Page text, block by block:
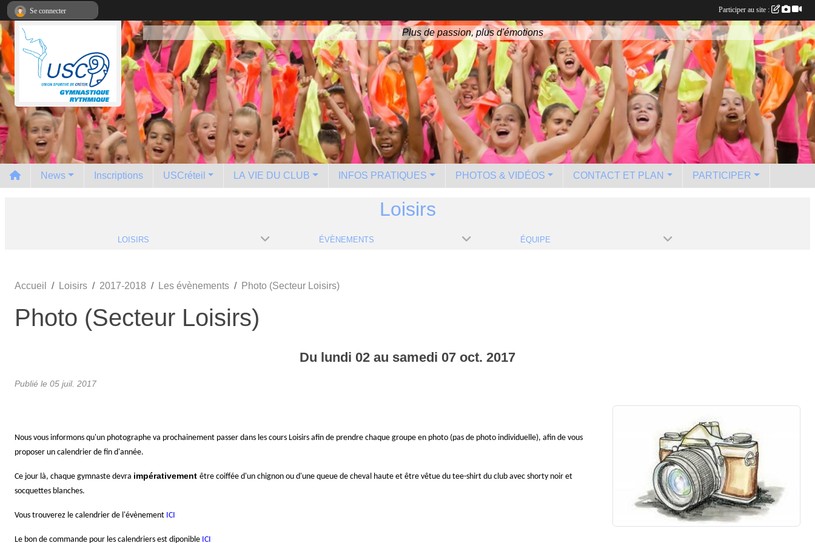
Plus de passion, plus d'émotions
News Inscriptions USCréteil LA VIE DU CLUB INFOS PRATIQUES PHOTOS & VIDÉOS CONTACT ET PLAN PARTICIPER
Loisirs
LOISIRS ÉVÈNEMENTS ÉQUIPE
Accueil Loisirs 2017-2018 Les évènements Photo (Secteur Loisirs)
Photo (Secteur Loisirs)
Du lundi 02 au samedi 07 oct. 2017
Publié le 05 juil. 2017
Nous vous informons qu'un photographe va prochainement passer dans les cours Loisirs afin de prendre chaque groupe en photo (pas de photo individuelle), afin de vous
proposer un calendrier de fin d'année.
Ce jour là, chaque gymnaste devra impérativement être coiffée d'un chignon ou d'une queue de cheval haute et être vêtue du tee-shirt du club avec shorty noir et
socquettes blanches.
Vous trouverez le calendrier de l'évènement ICI
Le bon de commande pour les calendriers est diponible ICI
Se connecter Participer au site :
Panneau de gestion des cookies